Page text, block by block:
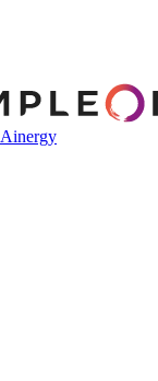
Ainergy